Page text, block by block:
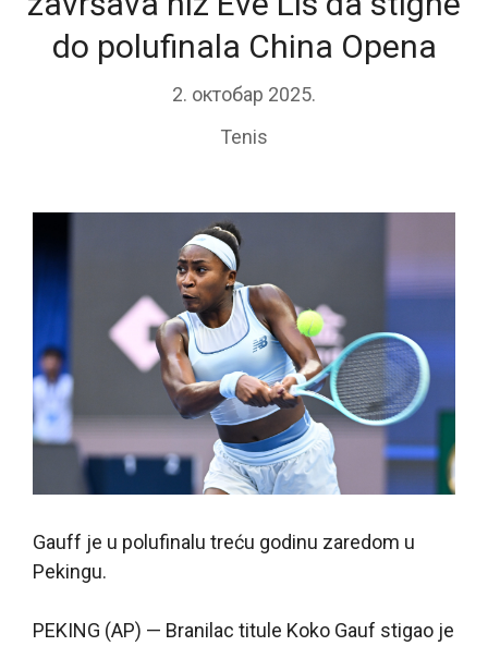
do polufinala China Opena
2. октобар 2025.
Tenis
Gauff je u polufinalu treću godinu zaredom u
Pekingu.
PEKING (AP) — Branilac titule Koko Gauf stigao je